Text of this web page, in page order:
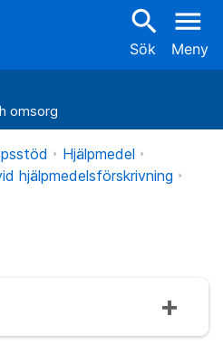
search
Sök
menu
Meny
omsorg
Hjälpmedel
hjälpmedelsförskrivning